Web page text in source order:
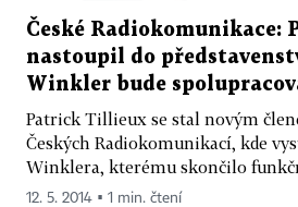
České
nastoupil do
Winkler bude
Patrick Tillieux se stal novým
Českých Radiokomunikací, kde
Winklera, kterému skončilo
12. 5. 2014 ▪ 1 min. čtení